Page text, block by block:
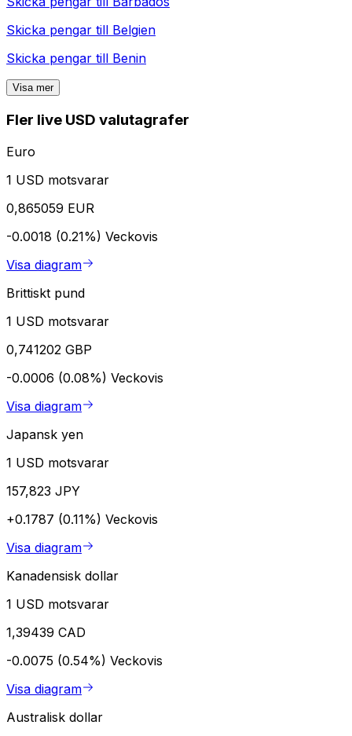
Skicka pengar till Belgien
Skicka pengar till Benin
Visa mer
Fler live USD valutagrafer
Euro
1 USD motsvarar
0,865059 EUR
-0.0018 (0.21%) Veckovis
Visa diagram
Brittiskt pund
1 USD motsvarar
0,741202 GBP
-0.0006 (0.08%) Veckovis
Visa diagram
Japansk yen
1 USD motsvarar
157,823 JPY
+0.1787 (0.11%) Veckovis
Visa diagram
Kanadensisk dollar
1 USD motsvarar
1,39439 CAD
-0.0075 (0.54%) Veckovis
Visa diagram
Australisk dollar